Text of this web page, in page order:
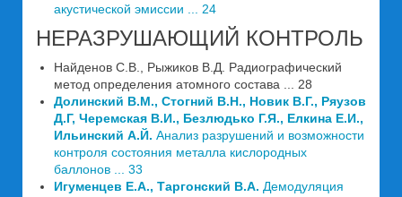
акустической эмиссии ... 24
НЕРАЗРУШАЮЩИЙ КОНТРОЛЬ
Найденов С.В., Рыжиков В.Д. Радиографический
метод определения атомного состава ... 28
Долинский В.М., Стогний В.Н., Новик В.Г., Ряузов
Д.Г, Черемская В.И., Безлюдько Г.Я., Елкина Е.И.,
Ильинский А.Й. Анализ разрушений и возможности
контроля состояния металла кислородных
баллонов ... 33
Игуменцев Е.А., Таргонский В.А. Демодуляция